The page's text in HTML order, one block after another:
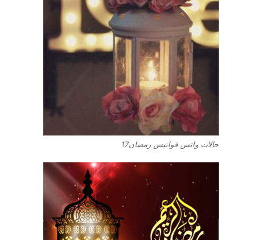
حالات واتس فوانيس رمضان17